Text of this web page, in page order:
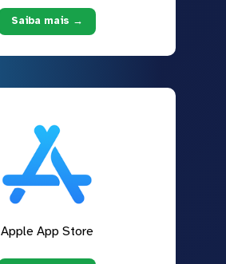
Saiba mais →
Apple App Store